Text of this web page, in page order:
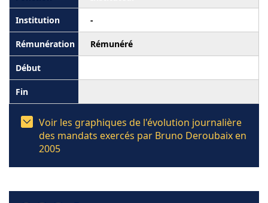
-
Rémunéré
Voir les graphiques de l'évolution journalière
des mandats exercés par Bruno Deroubaix en
2005